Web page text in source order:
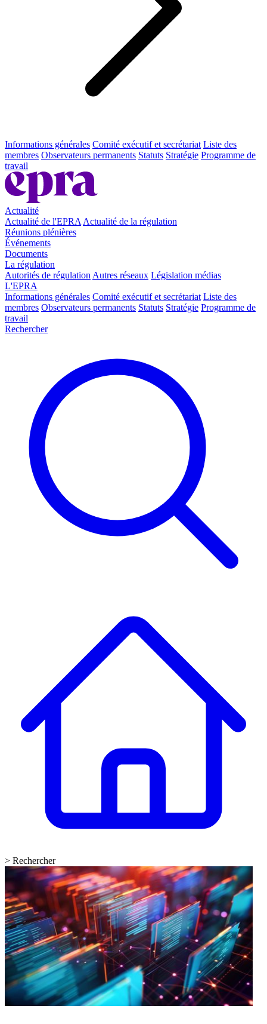
Informations générales Comité exécutif et secrétariat Liste des
membres Observateurs permanents Statuts Stratégie Programme de
travail
Actualité
Actualité de l'EPRA Actualité de la régulation
Réunions plénières
Événements
Documents
La régulation
Autorités de régulation Autres réseaux Législation médias
L'EPRA
Informations générales Comité exécutif et secrétariat Liste des
membres Observateurs permanents Statuts Stratégie Programme de
travail
Rechercher
> Rechercher